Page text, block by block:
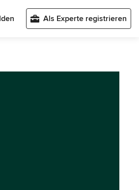
Als Experte registrieren